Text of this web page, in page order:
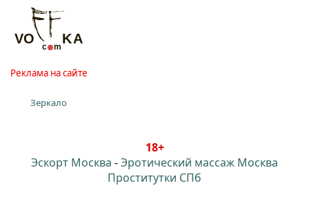
Реклама на сайте
Зеркало
18+
Эскорт Москва -Эротический массаж Москва
Проститутки СПб